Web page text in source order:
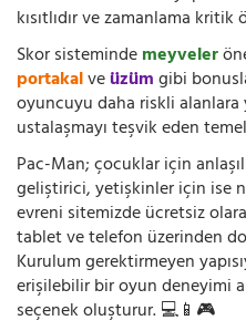
kısıtlıdır ve zamanlama kritik
Skor sistemindemeyveler
portakalveüzümgibi
oyuncuyu daha riskli
ustalaşmayı teşvik eden
Pac-Man; çocuklar için
geliştirici, yetişkinler için ise
evreni sitemizde ücretsiz
tablet ve telefon üzerinden
Kurulum gerektirmeyen
erişilebilir bir oyun deneyimi
seçenek oluşturur. 💻📱🎮